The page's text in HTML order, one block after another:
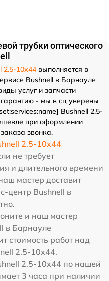
трубки оптического
2.5-10x44 выполняется в
Bushnell в Барнауле
услуг и запчасти
- мы в сц уверены
Bushnell 2.5-
при оформлении
звонка.
2.5-10x44
не требует
и длительного времени
мастер доставит
центр Bushnell в
и наш мастер
в Барнауле
стоимость работ над
2.5-10x44.
2.5-10x44 по нашей
3 часа при наличии